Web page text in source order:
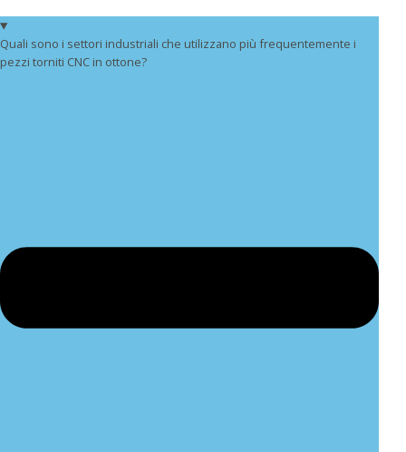
Quali sono i settori industriali che utilizzano più frequentemente i
pezzi torniti CNC in ottone?